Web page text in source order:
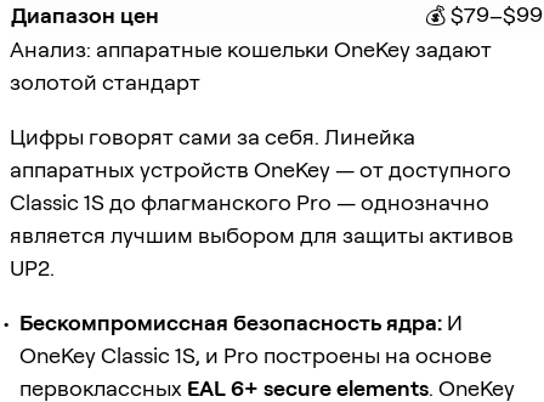
Диапазон цен
💰 $79–$99
Анализ: аппаратные кошельки OneKey задают
золотой стандарт
Цифры говорят сами за себя. Линейка
аппаратных устройств OneKey — от доступного
Classic 1S до флагманского Pro — однозначно
является лучшим выбором для защиты активов
UP2.
Бескомпромиссная безопасность ядра: И
OneKey Classic 1S, и Pro построены на основе
первоклассных EAL 6+ secure elements. OneKey